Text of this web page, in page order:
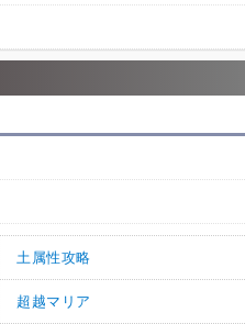
土属性攻略
超越マリア